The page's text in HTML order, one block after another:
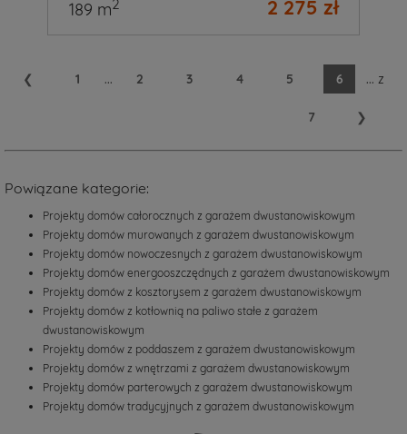
2 275 zł
189 m2
❮ 1 ... 2 3 4 5 6 ... z
7 ❯
Powiązane kategorie:
Projekty domów całorocznych z garażem dwustanowiskowym
Projekty domów murowanych z garażem dwustanowiskowym
Projekty domów nowoczesnych z garażem dwustanowiskowym
Projekty domów energooszczędnych z garażem dwustanowiskowym
Projekty domów z kosztorysem z garażem dwustanowiskowym
Projekty domów z kotłownią na paliwo stałe z garażem
dwustanowiskowym
Projekty domów z poddaszem z garażem dwustanowiskowym
Projekty domów z wnętrzami z garażem dwustanowiskowym
Projekty domów parterowych z garażem dwustanowiskowym
Projekty domów tradycyjnych z garażem dwustanowiskowym